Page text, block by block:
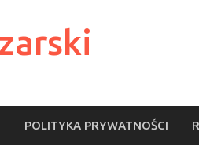
POLITYKA PRYWATNOŚCI